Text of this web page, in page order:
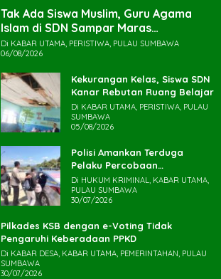
Tak Ada Siswa Muslim, Guru Agama
Islam di SDN Sampar Maras
Terkatung-katung ‎
Di KABAR UTAMA, PERISTIWA, PULAU SUMBAWA
06/08/2026
Kekurangan Kelas, Siswa SDN
Kanar Rebutan Ruang Belajar
Di KABAR UTAMA, PERISTIWA, PULAU
SUMBAWA
05/08/2026
Polisi Amankan Terduga
Pelaku Percobaan
Pemerkosaan yang Ancam
Korban dengan Parang
Di HUKUM KRIMINAL, KABAR UTAMA,
PULAU SUMBAWA
30/07/2026
Pilkades KSB dengan e-Voting Tidak
Pengaruhi Keberadaan PPKD
Di KABAR DESA, KABAR UTAMA, PEMERINTAHAN, PULAU
SUMBAWA
30/07/2026